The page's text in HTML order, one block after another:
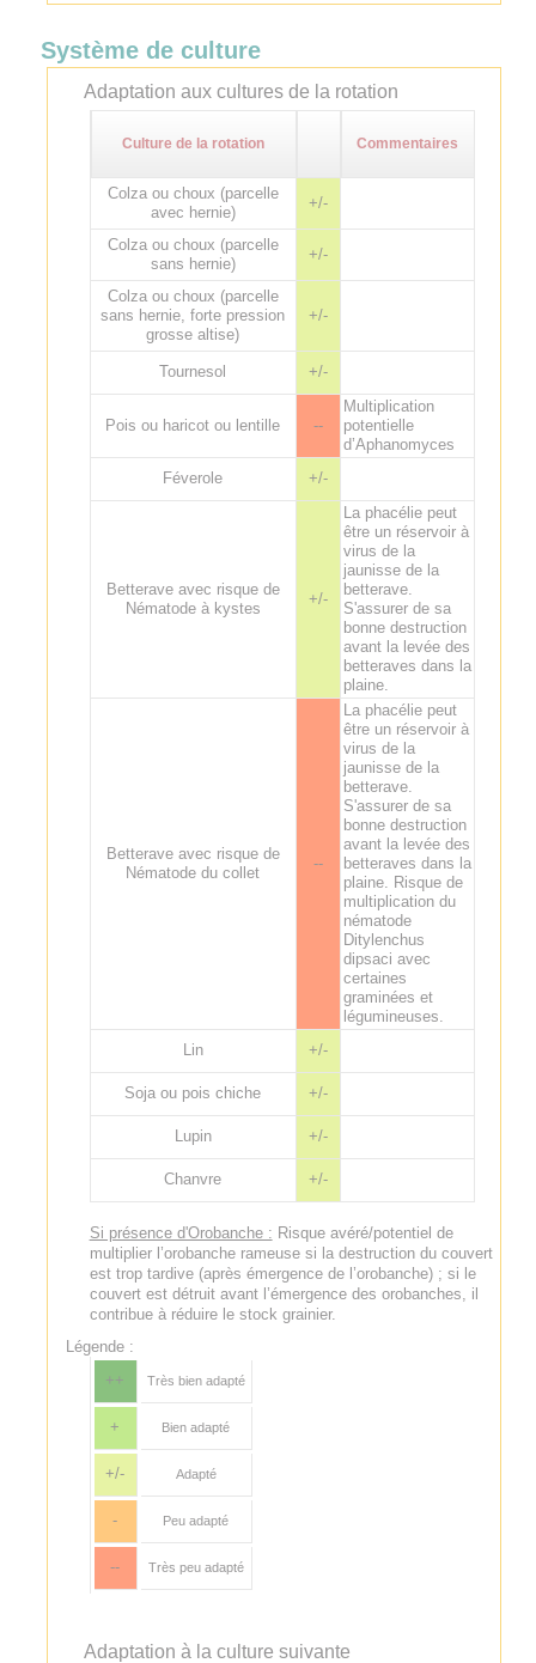
Système de culture
Adaptation aux cultures de la rotation
Culture de la rotation Commentaires
Colza ou choux (parcelle
avec hernie)
+/-
Colza ou choux (parcelle
sans hernie)
+/-
Colza ou choux (parcelle
sans hernie, forte pression
grosse altise)
+/-
Tournesol +/-
Pois ou haricot ou lentille --
Multiplication
potentielle
d’Aphanomyces
Féverole
+/-
Betterave avec risque de
Nématode à kystes
+/-
La phacélie peut
être un réservoir à
virus de la
jaunisse de la
betterave.
S'assurer de sa
bonne destruction
avant la levée des
betteraves dans la
plaine.
Betterave avec risque de
Nématode du collet
--
La phacélie peut
être un réservoir à
virus de la
jaunisse de la
betterave.
S'assurer de sa
bonne destruction
avant la levée des
betteraves dans la
plaine. Risque de
multiplication du
nématode
Ditylenchus
dipsaci avec
certaines
graminées et
légumineuses.
Lin
+/-
Soja ou pois chiche +/-
Lupin +/-
Chanvre +/-
Si présence d'Orobanche : Risque avéré/potentiel de
multiplier l’orobanche rameuse si la destruction du couvert
est trop tardive (après émergence de l’orobanche) ; si le
couvert est détruit avant l’émergence des orobanches, il
contribue à réduire le stock grainier.
Légende :
++
Très bien adapté
+ Bien adapté
+/- Adapté
- Peu adapté
-- Très peu adapté
Adaptation à la culture suivante